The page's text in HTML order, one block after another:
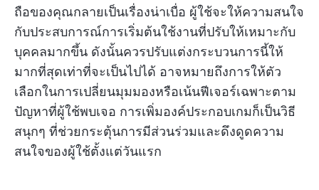
ถือของคุณกลายเป็นเรื่องน่าเบื่อ ผู้ใช้จะให้ความสนใจ
กับประสบการณ์การเริ่มต้นใช้งานที่ปรับให้เหมาะกับ
บุคคลมากขึ้น ดังนั้นควรปรับแต่งกระบวนการนี้ให้
มากที่สุดเท่าที่จะเป็นไปได้ อาจหมายถึงการให้ตัว
เลือกในการเปลี่ยนมุมมองหรือเน้นฟีเจอร์เฉพาะตาม
ปัญหาที่ผู้ใช้พบเจอ การเพิ่มองค์ประกอบเกมก็เป็นวิธี
สนุกๆ ที่ช่วยกระตุ้นการมีส่วนร่วมและดึงดูดความ
สนใจของผู้ใช้ตั้งแต่วันแรก